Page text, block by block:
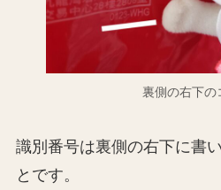
裏側の右下の
識別番号は裏側の右下に書
とです。